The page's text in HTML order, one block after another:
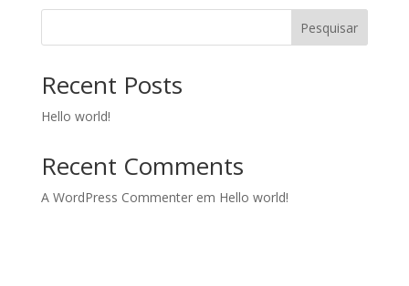
Pesquisar
Recent Posts
Hello world!
Recent Comments
A WordPress Commenterem Hello world!